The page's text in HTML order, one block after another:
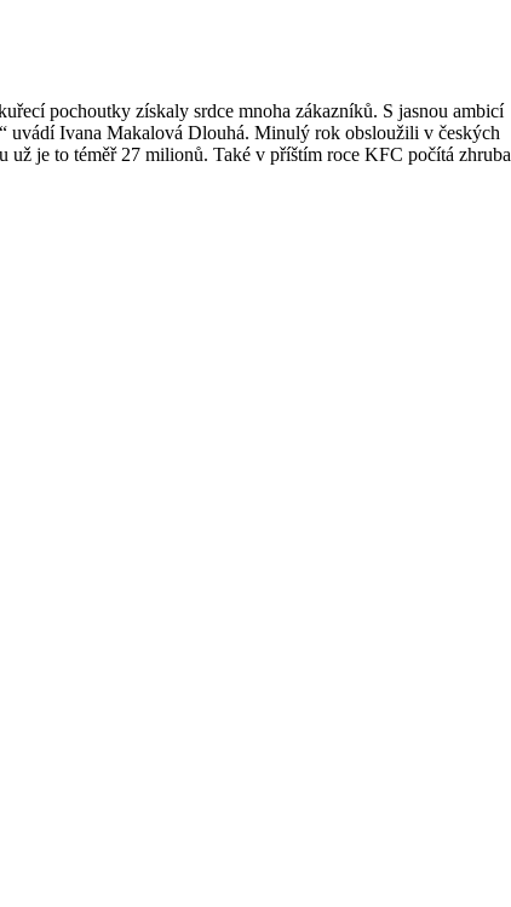
pochoutky získaly srdce mnoha zákazníků. S jasnou ambicí
uvádí Ivana Makalová Dlouhá. Minulý rok obsloužili v českých
je to téměř 27 milionů. Také v příštím roce KFC počítá zhruba